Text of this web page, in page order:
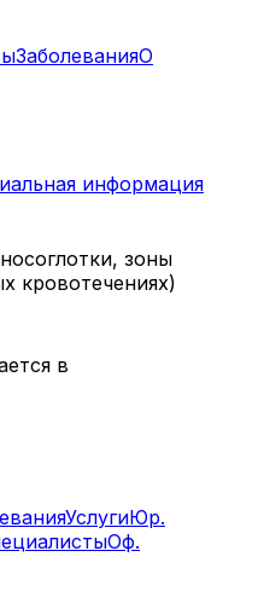
ЗаболеванияО
информация
зоны
кровотечениях)
в
УслугиЮр.
Оф.